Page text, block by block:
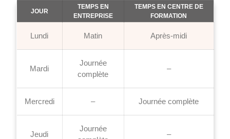
JOUR
TEMPS EN
ENTREPRISE
TEMPS EN CENTRE DE
FORMATION
Lundi Matin Après-midi
Mardi
Journée
complète
–
Mercredi – Journée complète
Jeudi
Journée
–